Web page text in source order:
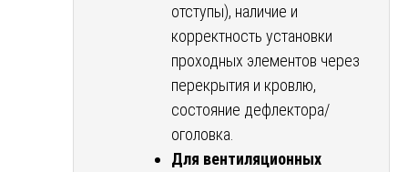
отступы), наличие и
корректность установки
проходных элементов через
перекрытия и кровлю,
состояние дефлектора/
оголовка.
Для вентиляционных